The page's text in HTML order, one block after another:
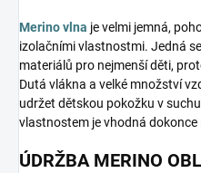
Merino vlna je velmi jemná,
izolačními vlastnostmi. Jedná
materiálů pro nejmenší děti,
Dutá vlákna a velké množství
udržet dětskou pokožku v
vlastnostem je vhodná dokonce
ÚDRŽBA MERINO